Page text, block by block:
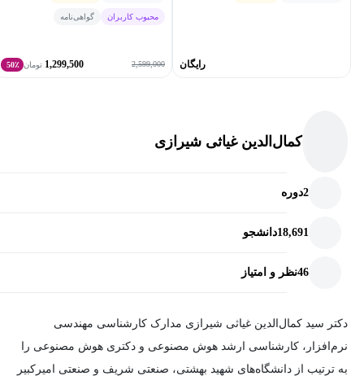
رایگان
محبوب کاربران گواهی‌نامه
2,599,000
1,299,500 تومان 50٪
کمال‌الدین غیاثی شیرازی
2دوره
18,691دانشجو
46نظر و امتیاز
دکتر سید کمال‌الدین غیاثی شیرازی مدارک کارشناسی مهندسی
نرم‌افزار، کارشناسی ارشد هوش مصنوعی و دکتری هوش مصنوعی را
به ترتیب از دانشگاه‌های شهید بهشتی، صنعتی شریف و صنعتی امیرکبیر